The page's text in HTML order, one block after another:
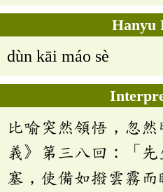
Hanyu
dùn kāi máo sè
比喻突然領悟，忽
義》第三八回：「
塞，使備如撥雲霧